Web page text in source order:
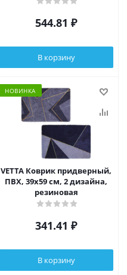
544.81 ₽
В корзину
НОВИНКА
VETTA Коврик придверный,
ПВХ, 39х59 см, 2 дизайна,
резиновая
341.41 ₽
В корзину